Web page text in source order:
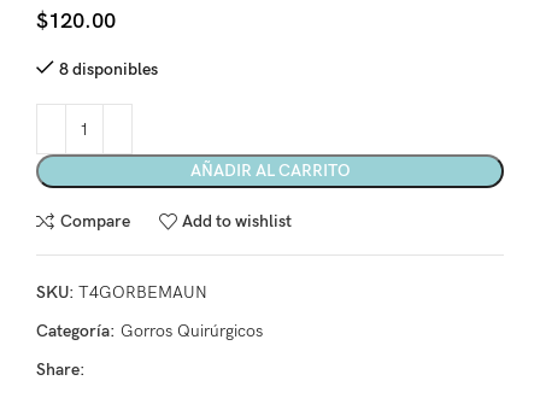
$120.00
8 disponibles
AÑADIR AL CARRITO
Compare Add to wishlist
SKU: T4GORBEMAUN
Categoría: Gorros Quirúrgicos
Share: